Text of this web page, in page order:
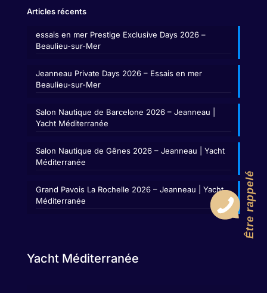
Articles récents
essais en mer Prestige Exclusive Days 2026 –
Beaulieu-sur-Mer
Jeanneau Private Days 2026 – Essais en mer
Beaulieu-sur-Mer
Salon Nautique de Barcelone 2026 – Jeanneau |
Yacht Méditerranée
Salon Nautique de Gênes 2026 – Jeanneau | Yacht
Méditerranée
Grand Pavois La Rochelle 2026 – Jeanneau | Yacht
Méditerranée
Yacht Méditerranée
Être rappelé